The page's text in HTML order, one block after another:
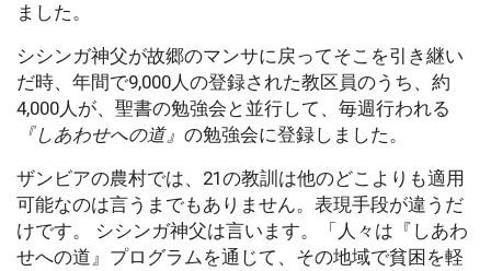
ました。
シシンガ神父が故郷のマンサに戻ってそこを引き継い
だ時、年間で9,000人の登録された教区員のうち、約
4,000人が、聖書の勉強会と並行して、毎週行われる
『しあわせへの道』 の勉強会に登録しました。
ザンビアの農村では、21の教訓は他のどこよりも適用
可能なのは言うまでもありません。表現手段が違うだ
けです。 シシンガ神父は言います。「人々は『しあわ
せへの道』プログラムを通じて、その地域で貧困を軽